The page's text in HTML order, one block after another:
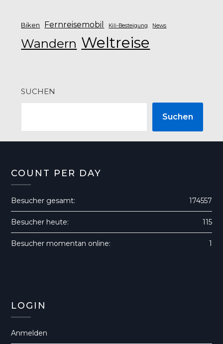
Biken Fernreisemobil Kili-Besteigung News
Wandern Weltreise
SUCHEN
Suchen
COUNT PER DAY
174557
Besucher gesamt:
115
Besucher heute:
1
Besucher momentan online:
LOGIN
Anmelden